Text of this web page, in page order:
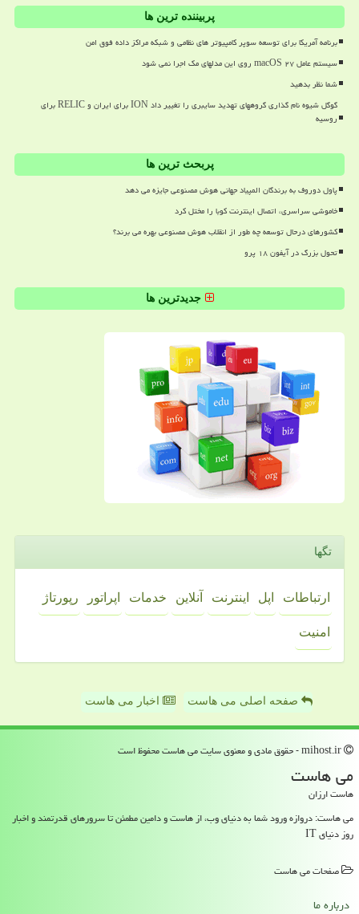
پربیننده ترین ها
برنامه آمریکا برای توسعه سوپر کامپیوتر های نظامی و شبکه مراکز داده فوق امن
سیستم عامل macOS ۲۷ روی این مدلهای مک اجرا نمی شود
شما نظر بدهید
گوگل شیوه نام گذاری گروههای تهدید سایبری را تغییر داد ION برای ایران و RELIC برای
روسیه
پربحث ترین ها
پاول دوروف به برندگان المپیاد جهانی هوش مصنوعی جایزه می دهد
خاموشی سراسری، اتصال اینترنت کوبا را مختل کرد
کشورهای درحال توسعه چه طور از انقلاب هوش مصنوعی بهره می برند؟
تحول بزرگ در آیفون ۱۸ پرو
جدیدترین ها
تگها
ارتباطات اپل اینترنت آنلاین خدمات اپراتور رپورتاژ
امنیت
صفحه اصلی می هاست اخبار می هاست
می هاست
هاست ارزان
می هاست: دروازه ورود شما به دنیای وب، از هاست و دامین مطمئن تا سرورهای قدرتمند و اخبار
روز دنیای IT
صفحات می هاست
درباره ما